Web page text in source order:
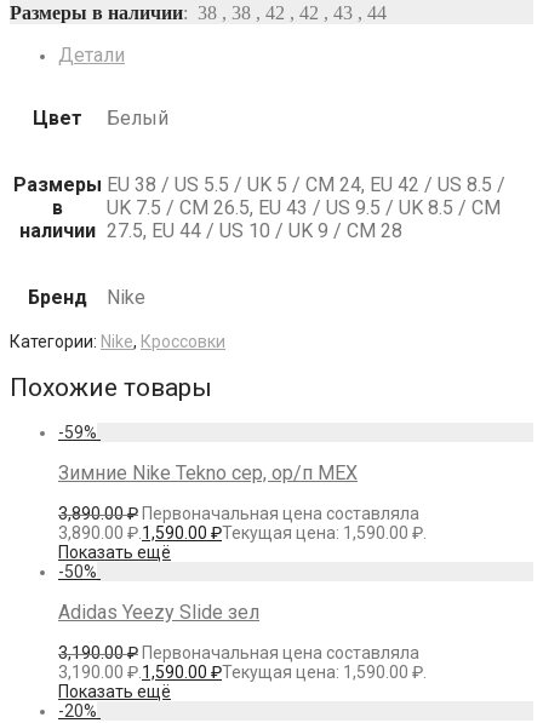
Размеры в наличии: 38 , 38 , 42 , 42 , 43 , 44
Детали
Цвет Белый
Размеры
в
наличии
EU 38 / US 5.5 / UK 5 / СМ 24, EU 42 / US 8.5 /
UK 7.5 / СМ 26.5, EU 43 / US 9.5 / UK 8.5 / СМ
27.5, EU 44 / US 10 / UK 9 / СМ 28
Бренд Nike
Категории: Nike, Кроссовки
Похожие товары
-59%
Зимние Nike Tekno сер, ор/п МЕХ
3,890.00₽ Первоначальная цена составляла
3,890.00 ₽. 1,590.00 ₽Текущая цена: 1,590.00 ₽.
Показать ещё
-50%
Adidas Yeezy Slide зел
3,190.00₽ Первоначальная цена составляла
3,190.00 ₽. 1,590.00 ₽Текущая цена: 1,590.00 ₽.
Показать ещё
-20%